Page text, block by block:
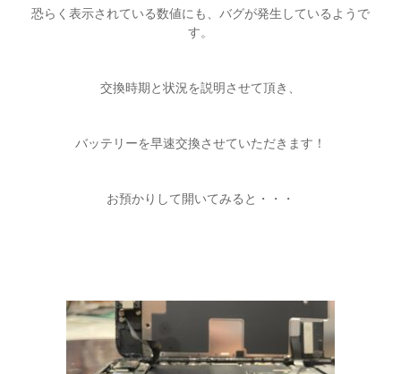
恐らく表示されている数値にも、バグが発生しているようで
す。
交換時期と状況を説明させて頂き、
バッテリーを早速交換させていただきます！
お預かりして開いてみると・・・